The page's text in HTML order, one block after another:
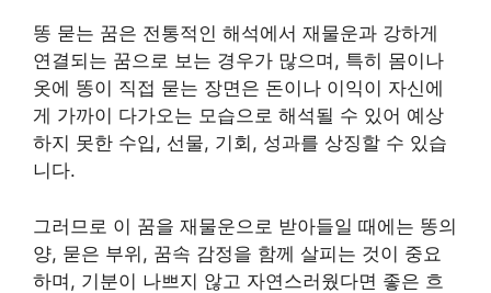
똥 묻는 꿈은 전통적인 해석에서 재물운과 강하게
연결되는 꿈으로 보는 경우가 많으며, 특히 몸이나
옷에 똥이 직접 묻는 장면은 돈이나 이익이 자신에
게 가까이 다가오는 모습으로 해석될 수 있어 예상
하지 못한 수입, 선물, 기회, 성과를 상징할 수 있습
니다.
그러므로 이 꿈을 재물운으로 받아들일 때에는 똥의
양, 묻은 부위, 꿈속 감정을 함께 살피는 것이 중요
하며, 기분이 나쁘지 않고 자연스러웠다면 좋은 흐